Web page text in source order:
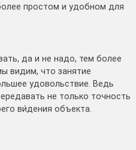
простом и удобном для
да и не надо, тем более
видим, что занятие
удовольствие. Ведь
не только точность
ви́дения объекта.